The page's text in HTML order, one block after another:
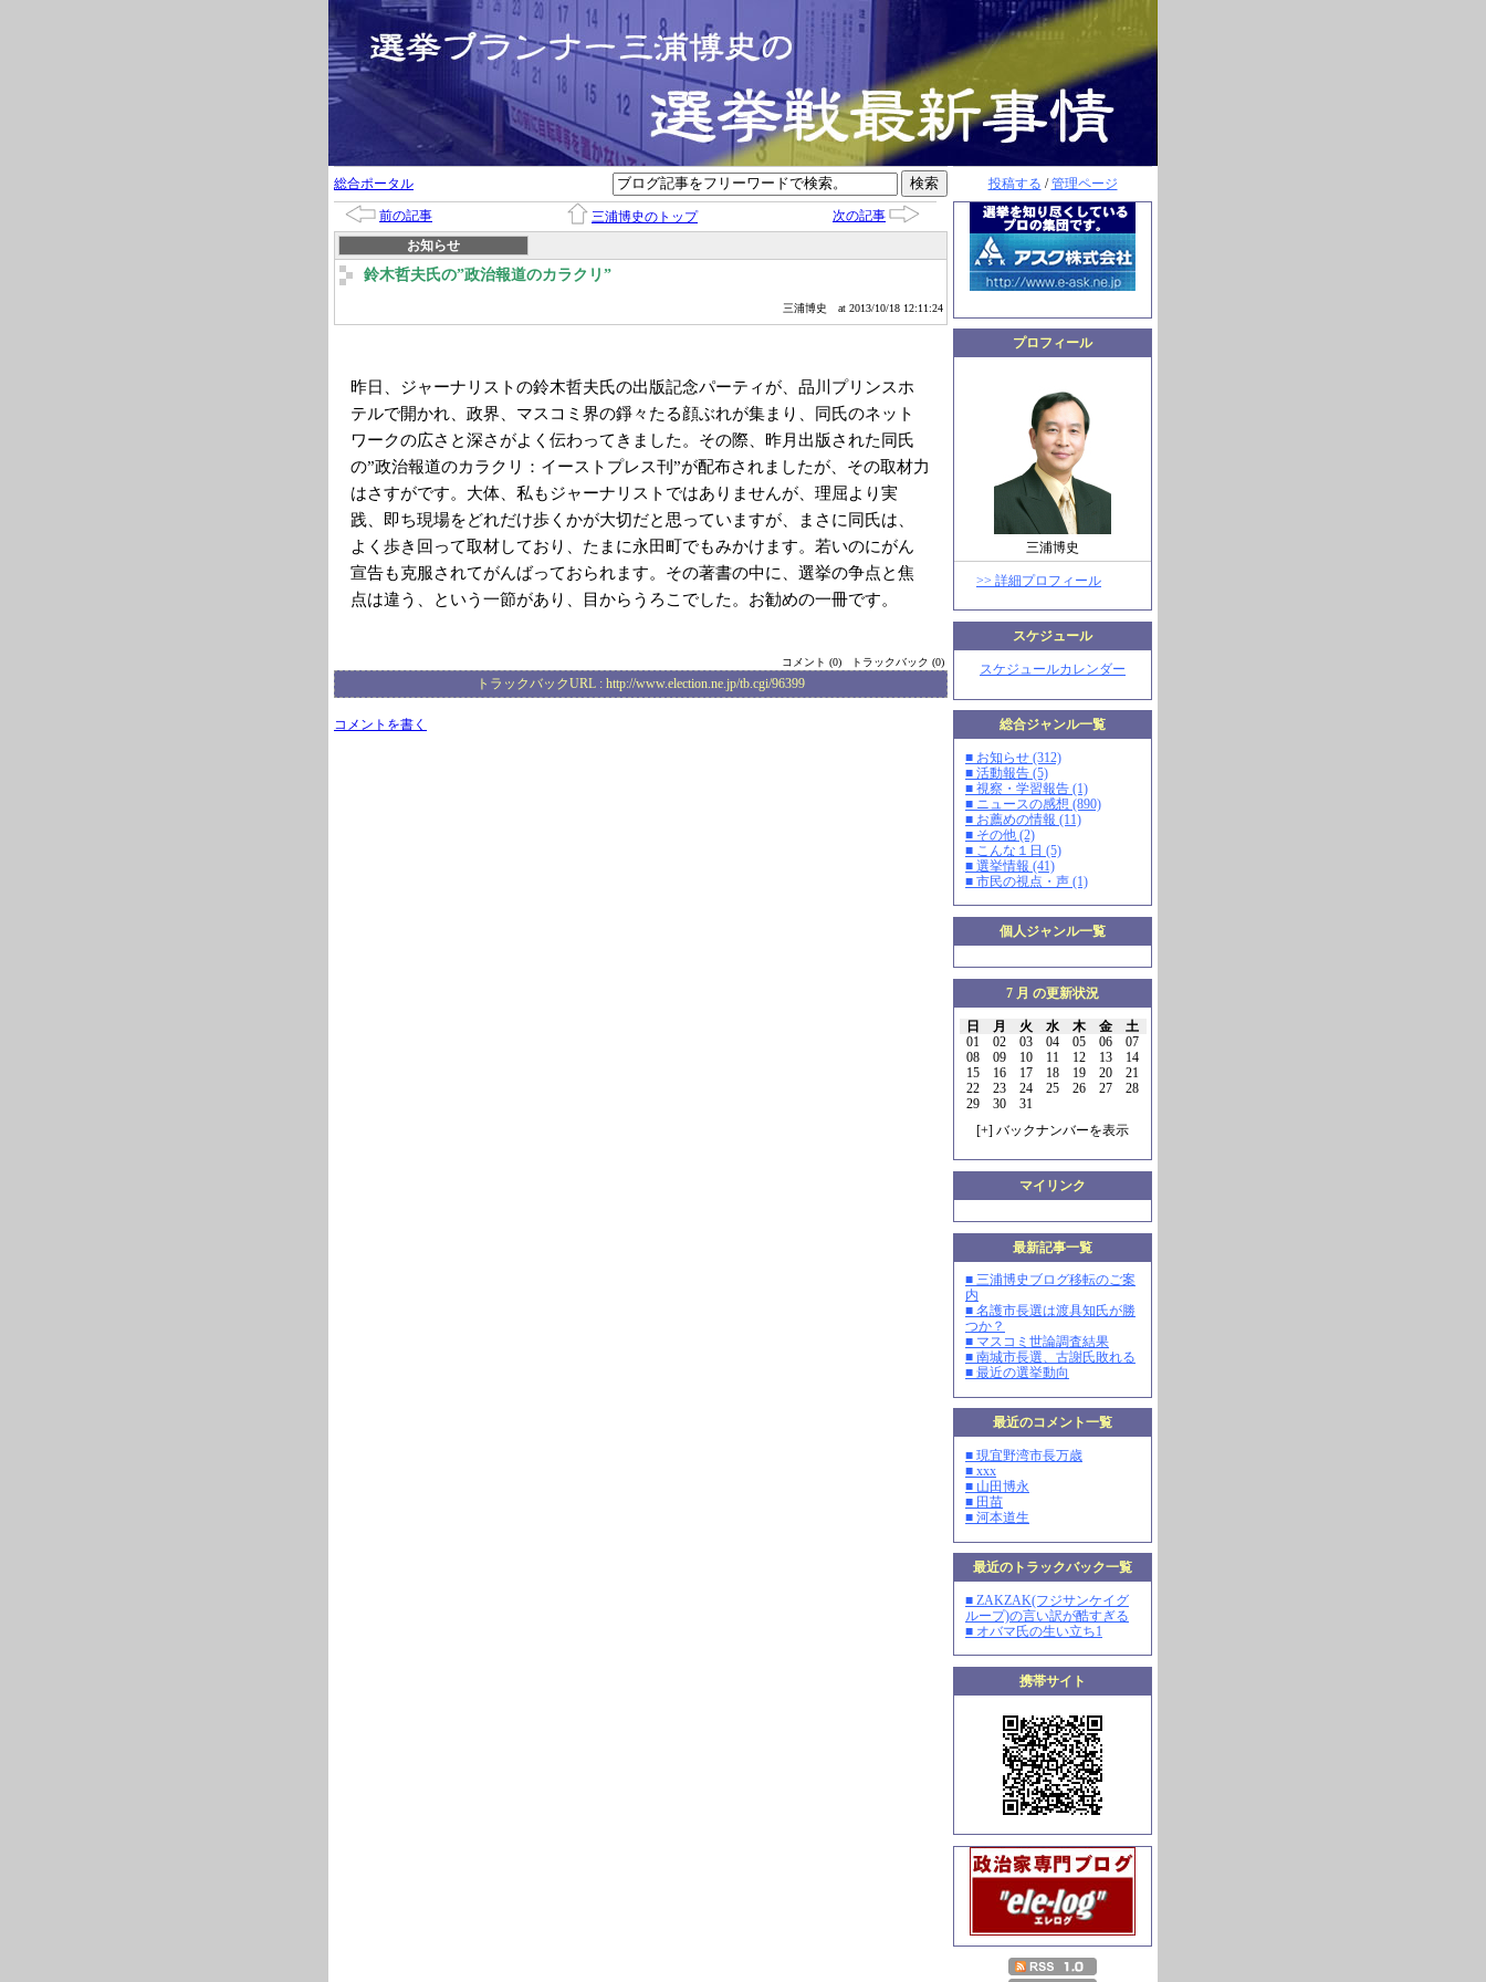
投稿する /管理ページ
プロフィール
三浦博史
>> 詳細プロフィール
スケジュール
スケジュールカレンダー
総合ジャンル一覧
■ お知らせ (312)
■ 活動報告 (5)
■ 視察・学習報告 (1)
■ ニュースの感想 (890)
■ お薦めの情報 (11)
■ その他 (2)
■ こんな１日 (5)
■ 選挙情報 (41)
■ 市民の視点・声 (1)
個人ジャンル一覧
7 月 の更新状況
日 月 火 水 木 金
土
01
02 03 04 05 06
07
08
09 10 11 12 13
14
15
16 17 18 19 20
21
22
23 24 25 26 27
28
29
30
31
[+] バックナンバーを表示
マイリンク
最新記事一覧
■ 三浦博史ブログ移転のご案
内
■ 名護市長選は渡具知氏が勝
つか？
■ マスコミ世論調査結果
■ 南城市長選、古謝氏敗れる
■ 最近の選挙動向
最近のコメント一覧
■ 現宜野湾市長万歳
■ xxx
■ 山田博永
■ 田苗
■ 河本道生
最近のトラックバック一覧
■ ZAKZAK(フジサンケイグ
ループ)の言い訳が酷すぎる
■ オバマ氏の生い立ち1
携帯サイト
総合ポータル
前の記事 三浦博史のトップ
次の記事
お知らせ
鈴木哲夫氏の”政治報道のカラクリ”
三浦博史 at 2013/10/18 12:11:24
昨日、ジャーナリストの鈴木哲夫氏の出版記念パーティが、品川プリンスホ
テルで開かれ、政界、マスコミ界の錚々たる顔ぶれが集まり、同氏のネット
ワークの広さと深さがよく伝わってきました。その際、昨月出版された同氏
の”政治報道のカラクリ：イーストプレス刊”が配布されましたが、その取材力
はさすがです。大体、私もジャーナリストではありませんが、理屈より実
践、即ち現場をどれだけ歩くかが大切だと思っていますが、まさに同氏は、
よく歩き回って取材しており、たまに永田町でもみかけます。若いのにがん
宣告も克服されてがんばっておられます。その著書の中に、選挙の争点と焦
点は違う、という一節があり、目からうろこでした。お勧めの一冊です。
コメント (0) トラックバック (0)
トラックバックURL : http://www.election.ne.jp/tb.cgi/96399
コメントを書く